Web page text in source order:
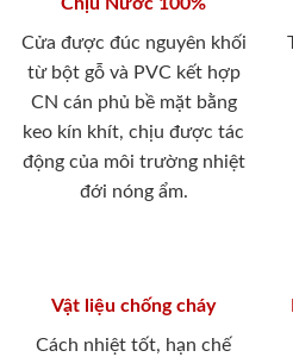
Chịu Nước 100%
Cửa được đúc nguyên khối
từ bột gỗ và PVC kết hợp
CN cán phủ bề mặt bằng
keo kín khít, chịu được tác
động của môi trường nhiệt
đới nóng ẩm.
Vật liệu chống cháy
Cách nhiệt tốt, hạn chế